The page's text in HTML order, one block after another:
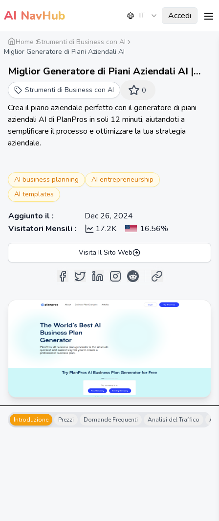
AI NavHub IT Accedi
Home Strumenti di Business con AI
Miglior Generatore di Piani Aziendali AI
Miglior Generatore di Piani Aziendali AI |
Piano Aziendale Generato da AI
Strumenti di Business con AI 0
Crea il piano aziendale perfetto con il generatore di piani
aziendali AI di PlanPros in soli 12 minuti, aiutandoti a
semplificare il processo e ottimizzare la tua strategia
aziendale.
AI business planning
AI entrepreneurship
AI templates
Aggiunto il :
Dec 26, 2024
Visitatori Mensili : 17.2K 16.56%
Visita Il Sito Web
Introduzione Prezzi Domande Frequenti Analisi del Traffico